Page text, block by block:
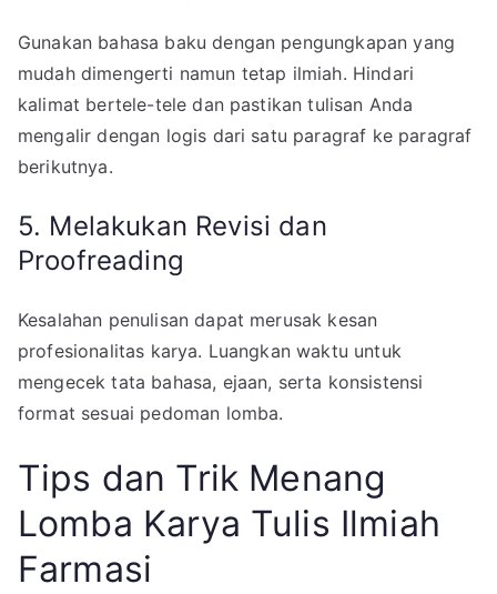
Gunakan bahasa baku dengan pengungkapan yang
mudah dimengerti namun tetap ilmiah. Hindari
kalimat bertele-tele dan pastikan tulisan Anda
mengalir dengan logis dari satu paragraf ke paragraf
berikutnya.
5. Melakukan Revisi dan
Proofreading
Kesalahan penulisan dapat merusak kesan
profesionalitas karya. Luangkan waktu untuk
mengecek tata bahasa, ejaan, serta konsistensi
format sesuai pedoman lomba.
Tips dan Trik Menang
Lomba Karya Tulis Ilmiah
Farmasi